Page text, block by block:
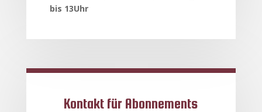
bis 13Uhr
Kontakt für Abonnements